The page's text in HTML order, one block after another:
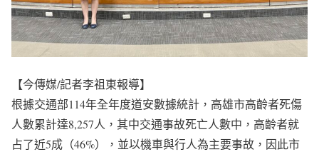
【今傳媒/記者李祖東報導】
根據交通部114年全年度道安數據統計，高雄市高齡者死傷
人數累計達8,257人，其中交通事故死亡人數中，高齡者就
占了近5成（46%），並以機車與行人為主要事故，因此市